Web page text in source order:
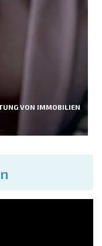
VON IMMOBILIEN